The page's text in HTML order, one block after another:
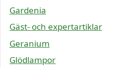
Gardenia
Gäst- och expertartiklar
Geranium
Glödlampor